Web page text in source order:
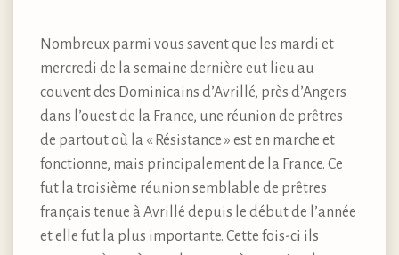
Nombreux parmi vous savent que les mardi et
mercredi de la semaine dernière eut lieu au
couvent des Dominicains d’Avrillé, près d’Angers
dans l’ouest de la France, une réunion de prêtres
de partout où la « Résistance » est en marche et
fonctionne, mais principalement de la France. Ce
fut la troisième réunion semblable de prêtres
français tenue à Avrillé depuis le début de l’année
et elle fut la plus importante. Cette fois-ci ils